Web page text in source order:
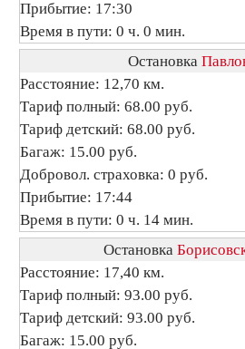
Прибытие: 17:30
Время в пути: 0 ч. 0 мин.
Остановка
Расстояние: 12,70 км.
Тариф полный: 68.00 руб.
Тариф детский: 68.00 руб.
Багаж: 15.00 руб.
Добровол. страховка: 0 руб.
Прибытие: 17:44
Время в пути: 0 ч. 14 мин.
Остановка
Расстояние: 17,40 км.
Тариф полный: 93.00 руб.
Тариф детский: 93.00 руб.
Багаж: 15.00 руб.